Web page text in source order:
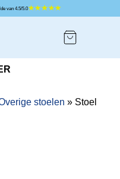
met een gemiddelde van 4.5/5.0
stoelen » Stoel